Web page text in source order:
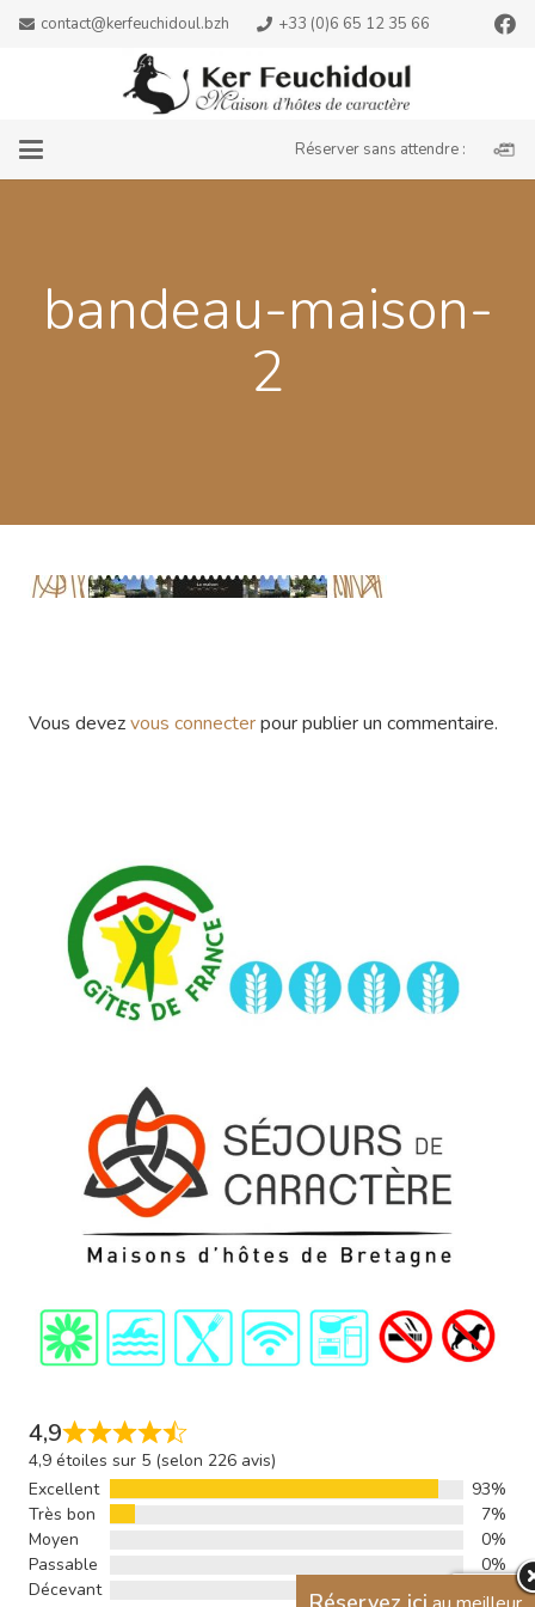
contact@kerfeuchidoul.bzh +33 (0)6 65 12 35 66
Réserver sans attendre :
bandeau-maison-
2
Vous devezvous connecterpour publier un commentaire.
4,9
4,9 étoiles sur 5 (selon 226 avis)
Excellent
93%
Très bon
7%
Moyen
0%
Passable
0%
Décevant